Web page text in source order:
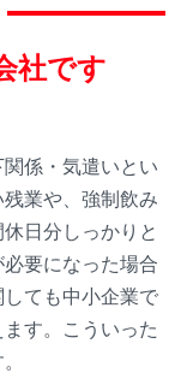
社です
係・気遣いとい
業や、強制飲み
日分しっかりと
要になった場合
ても中小企業で
す。こういった